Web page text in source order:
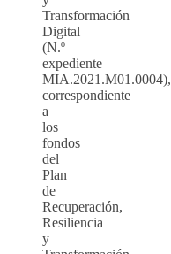
Transformación
Digital
(N.º
expediente
MIA.2021.M01.0004),
correspondiente
a
los
fondos
del
Plan
de
Recuperación,
Resiliencia
y